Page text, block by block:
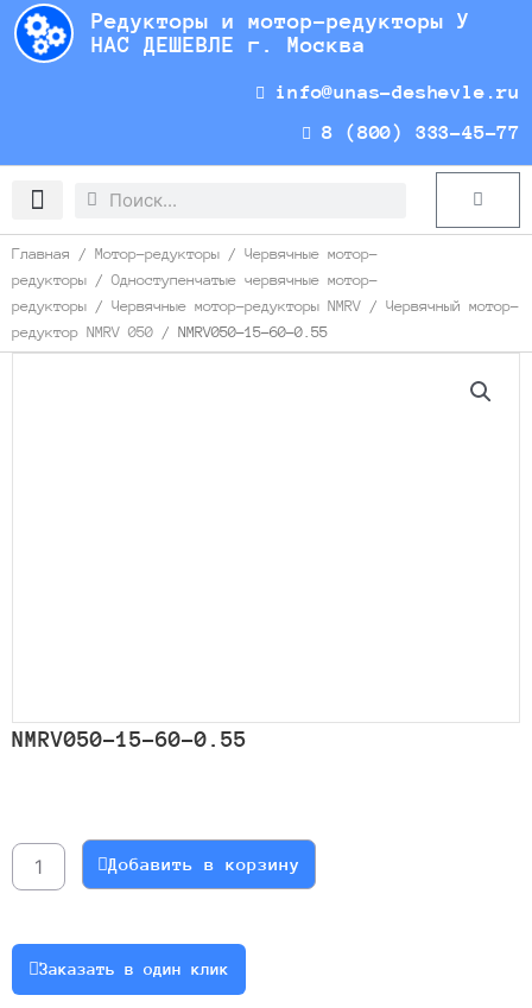
Перейти
содержимому
Редукторы и мотор-редукторы У
НАС ДЕШЕВЛЕ г. Москва
info@unas-deshevle.ru
8 (800) 333-45-77
Search
Search Cart
Главная / Мотор-редукторы / Червячные мотор-
редукторы / Одноступенчатые червячные мотор-
редукторы / Червячные мотор-редукторы NMRV / Червячный мотор-
редуктор NMRV 050 / NMRV050-15-60-0.55
NMRV050-15-60-0.55
NMRV050-
15-
Добавить в корзину
Заказать в один клик